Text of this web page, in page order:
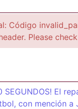
Código
Please
El
con mención a